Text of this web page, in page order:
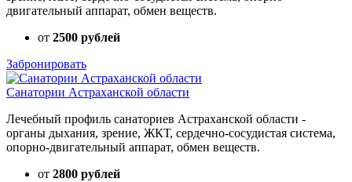
двигательный аппарат, обмен веществ.
от 2500 рублей
Забронировать
Санатории Астраханской области
Лечебный профиль санаториев Астраханской области -
органы дыхания, зрение, ЖКТ, сердечно-сосудистая система,
опорно-двигательный аппарат, обмен веществ.
от 2800 рублей